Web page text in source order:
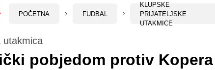
POČETNA FUDBAL
KLUPSKE
PRIJATELJSKE
UTAKMICE
utakmica
pobjedom protiv Kopera